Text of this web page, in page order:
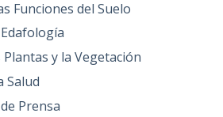
Funciones del Suelo
Plantas y la Vegetación
Salud
Prensa